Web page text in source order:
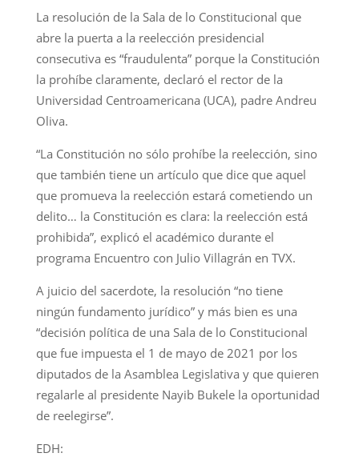
La resolución de la Sala de lo Constitucional que
abre la puerta a la reelección presidencial
consecutiva es “fraudulenta” porque la Constitución
la prohíbe claramente, declaró el rector de la
Universidad Centroamericana (UCA), padre Andreu
Oliva.
“La Constitución no sólo prohíbe la reelección, sino
que también tiene un artículo que dice que aquel
que promueva la reelección estará cometiendo un
delito… la Constitución es clara: la reelección está
prohibida”, explicó el académico durante el
programa Encuentro con Julio Villagrán en TVX.
A juicio del sacerdote, la resolución “no tiene
ningún fundamento jurídico” y más bien es una
“decisión política de una Sala de lo Constitucional
que fue impuesta el 1 de mayo de 2021 por los
diputados de la Asamblea Legislativa y que quieren
regalarle al presidente Nayib Bukele la oportunidad
de reelegirse”.
EDH: